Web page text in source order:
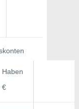
Haben
€